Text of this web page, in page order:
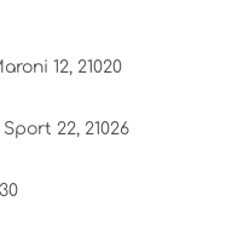
12, 21020
22, 21026